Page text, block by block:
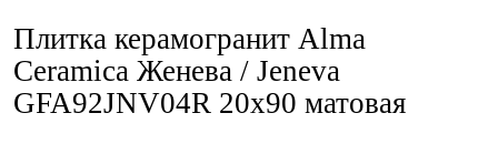
Плитка керамогранит Alma
Ceramica Женева / Jeneva
GFA92JNV04R 20x90 матовая